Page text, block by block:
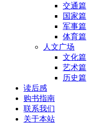
交通篇
国家篇
军事篇
体育篇
人文广场
文化篇
艺术篇
历史篇
读后感
购书指南
联系我们
关于本站